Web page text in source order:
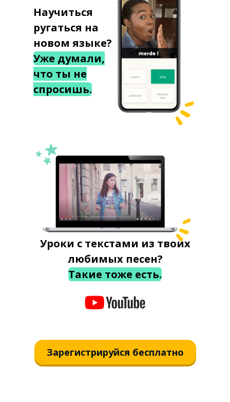
Научиться
ругаться на
новом языке?
Уже думали,
что ты не
спросишь.
Уроки с текстами из твоих
любимых песен?
Такие тоже есть.
Зарегистрируйся бесплатно